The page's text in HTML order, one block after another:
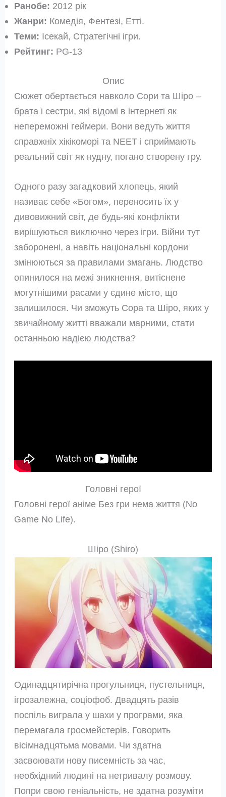
Ранобе: 2012 рік
Жанри: Комедія, Фентезі, Етті.
Теми: Ісекай, Стратегічні ігри.
Рейтинг: PG-13
Опис
Сюжет обертається навколо Сори та Шіро –
брата і сестри, які відомі в інтернеті як
непереможні геймери. Вони ведуть життя
справжніх хікікоморі та NEET і сприймають
реальний світ як нудну, погано створену гру.
Одного разу загадковий хлопець, який
називає себе «Богом», переносить їх у
дивовижний світ, де будь-які конфлікти
вирішуються виключно через ігри. Війни тут
заборонені, а навіть національні кордони
змінюються за правилами змагань. Людство
опинилося на межі зникнення, витіснене
могутнішими расами у єдине місто, що
залишилося. Чи зможуть Сора та Шіро, яких у
звичайному житті вважали марними, стати
останньою надією людства?
Головні герої
Головні герої аніме Без гри нема життя (No
Game No Life).
Шіро (Shiro)
Одинадцятирічна прогульниця, пустельниця,
ігрозалежна, соціофоб. Двадцять разів
поспіль виграла у шахи у програми, яка
перемагала гросмейстерів. Говорить
вісімнадцятьма мовами. Чи здатна
засвоювати нову писемність за час,
необхідний людині на нетривалу розмову.
Попри свою геніальність, не здатна розуміти